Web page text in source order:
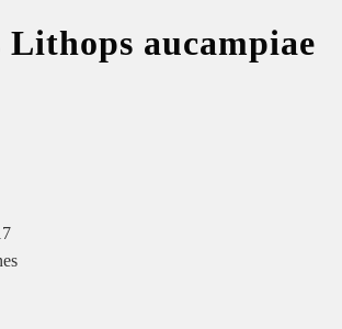
Lithops aucampiae